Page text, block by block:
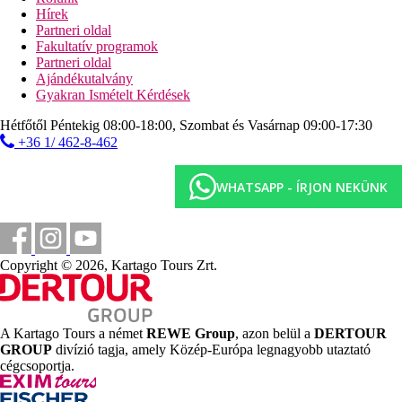
foci
strandröplabda
vízilabda
aerobic
minigolf
belépő a Carthagelandba és az aquaparkba
hammam
szépségszalon
fitneszterem
teniszpálya
darts
biliárd
vízi sportok a tengerparton (helyi szolgáltatóknál)
Ellátás
All Inclusive: minden étkezés büférendszerben, napközben snack-
ételek, tea és kávé, helyi alkoholos és alkoholmentes italok 10:00 és
Hírek
Partneri oldal
Fakultatív programok
Partneri oldal
Ajándékutalvány
Gyakran Ismételt Kérdések
Hétfőtől Péntekig 08:00-18:00, Szombat és Vasárnap 09:00-17:30
+36 1/ 462-8-462
WHATSAPP - ÍRJON NEKÜNK
Copyright © 2026, Kartago Tours Zrt.
A Kartago Tours a német REWE Group, azon belül a DERTOUR
GROUP divízió tagja, amely Közép-Európa legnagyobb utaztató
cégcsoportja.